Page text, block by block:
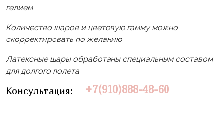
гелием
Количество шаров и цветовую гамму можно
скорректировать по желанию
Латексные шары обработаны специальным составом
для долгого полета
Консультация: +7(910)888-48-60
45
Фольга
81
см
91
1
Хэллоуин
Три
Кота
Ми-
ми-
мишки
Лёва
Бор,
ул.
М.Горького,